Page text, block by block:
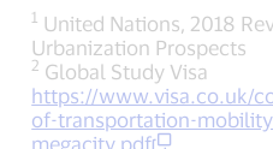
1 United Nations, 2018
Urbanization Prospects
2 Global Study Visa
https://www.visa.co.uk/
of-transportation-
megacity.pdf